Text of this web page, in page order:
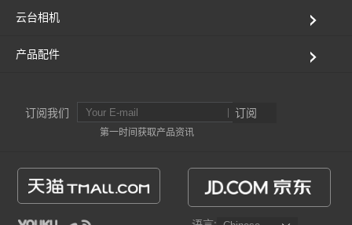
Vimble 2
G6 MAX
AK2000S
云台相机
产品配件
订阅我们 订阅
第一时间获取产品资讯